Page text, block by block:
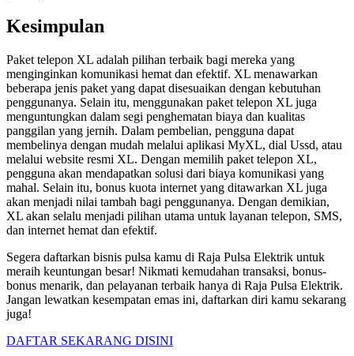
Kesimpulan
Paket telepon XL adalah pilihan terbaik bagi mereka yang
menginginkan komunikasi hemat dan efektif. XL menawarkan
beberapa jenis paket yang dapat disesuaikan dengan kebutuhan
penggunanya. Selain itu, menggunakan paket telepon XL juga
menguntungkan dalam segi penghematan biaya dan kualitas
panggilan yang jernih. Dalam pembelian, pengguna dapat
membelinya dengan mudah melalui aplikasi MyXL, dial Ussd, atau
melalui website resmi XL. Dengan memilih paket telepon XL,
pengguna akan mendapatkan solusi dari biaya komunikasi yang
mahal. Selain itu, bonus kuota internet yang ditawarkan XL juga
akan menjadi nilai tambah bagi penggunanya. Dengan demikian,
XL akan selalu menjadi pilihan utama untuk layanan telepon, SMS,
dan internet hemat dan efektif.
Segera daftarkan bisnis pulsa kamu di Raja Pulsa Elektrik untuk
meraih keuntungan besar! Nikmati kemudahan transaksi, bonus-
bonus menarik, dan pelayanan terbaik hanya di Raja Pulsa Elektrik.
Jangan lewatkan kesempatan emas ini, daftarkan diri kamu sekarang
juga!
DAFTAR SEKARANG DISINI